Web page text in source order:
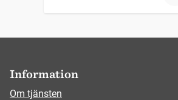
Information
Om tjänsten